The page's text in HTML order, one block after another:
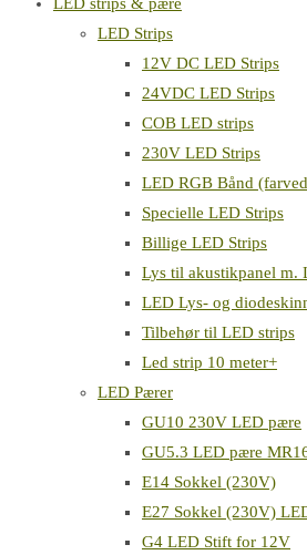
LED Strips
12V DC LED Strips
24VDC LED Strips
COB LED strips
230V LED Strips
LED RGB Bånd
Specielle LED Strips
Billige LED Strips
Lys til akustikpanel m.
LED Lys- og
Tilbehør til LED strips
Led strip 10 meter+
LED Pærer
GU10 230V LED pære
GU5.3 LED pære
E14 Sokkel (230V)
E27 Sokkel (230V)
G4 LED Stift for 12V